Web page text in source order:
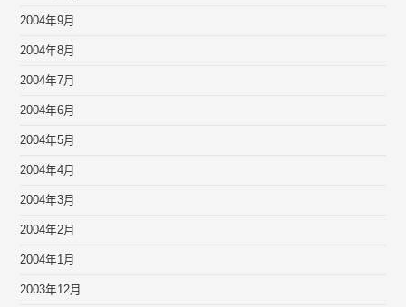
2004年9月
2004年8月
2004年7月
2004年6月
2004年5月
2004年4月
2004年3月
2004年2月
2004年1月
2003年12月